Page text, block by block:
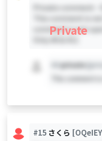
Private comment -
This comment is
comment is not
Private
private
This comment
#15 さくら